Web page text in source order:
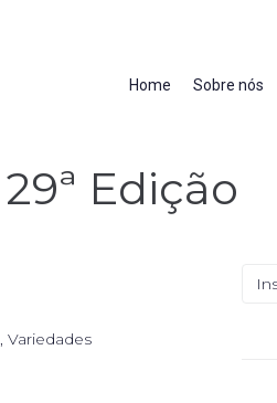
Home Sobre nós
29ª Edição
, Variedades